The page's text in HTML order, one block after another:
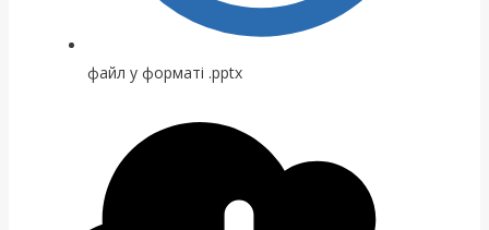
файл у форматі .pptx